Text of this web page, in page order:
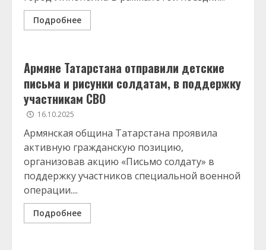
Подробнее
Армяне Татарстана отправили детские
письма и рисунки солдатам, в поддержку
участникам СВО
16.10.2025
Армянская община Татарстана проявила
активную гражданскую позицию,
организовав акцию «Письмо солдату» в
поддержку участников специальной военной
операции....
Подробнее